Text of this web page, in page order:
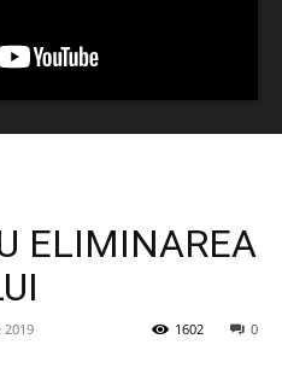
ELIMINAREA
2019 0
1602